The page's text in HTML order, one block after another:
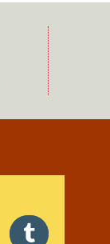
twitter